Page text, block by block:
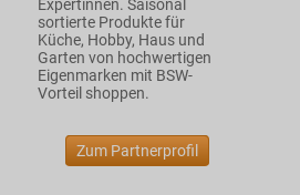
Expertinnen. Saisonal
sortierte Produkte für
Küche, Hobby, Haus und
Garten von hochwertigen
Eigenmarken mit BSW-
Vorteil shoppen.
Zum Partnerprofil